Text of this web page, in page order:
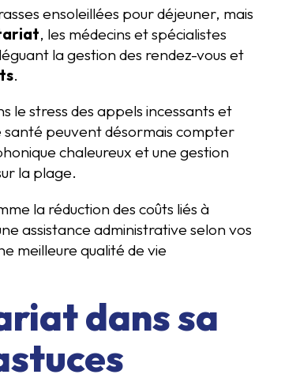
ensoleillées pour déjeuner, mais
, les médecins et spécialistes
la gestion des rendez-vous et
.
le stress des appels incessants et
santé peuvent désormais compter
chaleureux et une gestion
la plage.
la réduction des coûts liés à
assistance administrative selon vos
meilleure qualité de vie
dans sa